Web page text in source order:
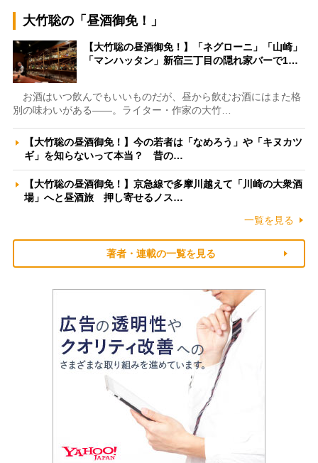
大竹聡の「昼酒御免！」
【大竹聡の昼酒御免！】「ネグローニ」「山崎」
「マンハッタン」新宿三丁目の隠れ家バーで1…
お酒はいつ飲んでもいいものだが、昼から飲むお酒にはまた格
別の味わいがある――。ライター・作家の大竹…
【大竹聡の昼酒御免！】今の若者は「なめろう」や「キヌカツ
ギ」を知らないって本当？ 昔の…
【大竹聡の昼酒御免！】京急線で多摩川越えて「川崎の大衆酒
場」へと昼酒旅 押し寄せるノス…
一覧を見る
著者・連載の一覧を見る